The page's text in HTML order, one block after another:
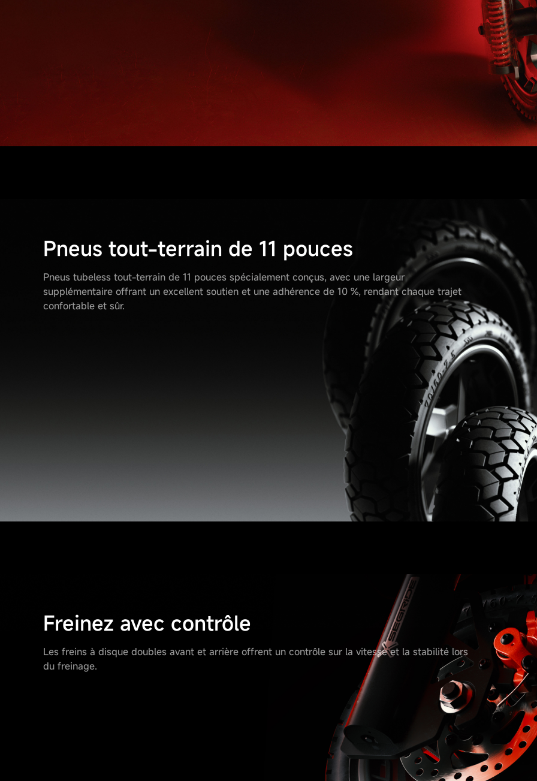
Pneus tout-terrain de 11 pouces
Pneus tubeless tout-terrain de 11 pouces spécialement conçus, avec une largeur
supplémentaire offrant un excellent soutien et une adhérence de 10 %, rendant chaque trajet
confortable et sûr.
Freinez avec contrôle
Les freins à disque doubles avant et arrière offrent un contrôle sur la vitesse et la stabilité lors
du freinage.